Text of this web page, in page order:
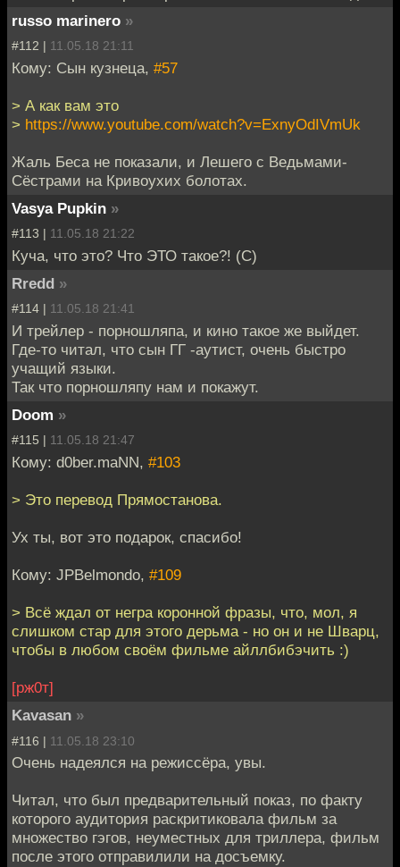
russo marinero »
#112 | 11.05.18 21:11
Кому: Сын кузнеца, #57
> А как вам это
> https://www.youtube.com/watch?v=ExnyOdIVmUk
Жаль Беса не показали, и Лешего с Ведьмами-
Сёстрами на Кривоухих болотах.
Vasya Pupkin »
#113 | 11.05.18 21:22
Куча, что это? Что ЭТО такое?! (С)
Rredd »
#114 | 11.05.18 21:41
И трейлер - порношляпа, и кино такое же выйдет.
Где-то читал, что сын ГГ -аутист, очень быстро
учащий языки.
Так что порношляпу нам и покажут.
Doom »
#115 | 11.05.18 21:47
Кому: d0ber.maNN, #103
> Это перевод Прямостанова.
Ух ты, вот это подарок, спасибо!
Кому: JPBelmondo, #109
> Всё ждал от негра коронной фразы, что, мол, я
слишком стар для этого дерьма - но он и не Шварц,
чтобы в любом своём фильме айллбибэчить :)
[рж0т]
Kavasan »
#116 | 11.05.18 23:10
Очень надеялся на режиссёра, увы.
Читал, что был предварительный показ, по факту
которого аудитория раскритиковала фильм за
множество гэгов, неуместных для триллера, фильм
после этого отправилили на досъемку.